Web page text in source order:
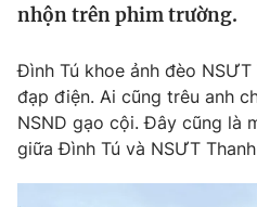
Tin tức
Thế giới đó đây
Câu chuyện quốc tế
Tài chính
Thị trường
Dữ liệu và đời sống
nhộn trên phim trường.
Đình Tú khoe ảnh đèo
đạp điện. Ai cũng trêu anh
NSND gạo cội. Đây cũng là
giữa Đình Tú và NSƯT Thanh